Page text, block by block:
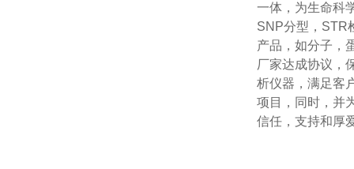
一体，为生命科
SNP分型，STR
产品，如分子，
厂家达成协议，
析仪器，满足客
项目，同时，并
信任，支持和厚